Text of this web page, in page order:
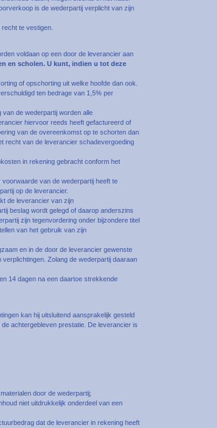
is de wederpartij verplicht van zijn
te vestigen.
voldaan op een door de leverancier aan
en scholen. U kunt, indien u tot deze
of opschorting uit welke hoofde dan ook.
ten bedrage van 1,5% per
de wederpartij worden alle
hiervoor reeds heeft gefactureerd of
van de overeenkomst op te schorten dan
recht van de leverancier schadevergoeding
in rekening gebracht conform het
van de wederpartij heeft te
op de leverancier.
de leverancier van zijn
beslag wordt gelegd of daarop anderszins
zijn tegenvordering onder bijzondere titel
van het gebruik van zijn
en in de door de leverancier gewenste
Zolang de wederpartij daaraan
14 dagen na een daartoe strekkende
kan hij uitsluitend aansprakelijk gesteld
achtergebleven prestatie. De leverancier is
door de wederpartij;
niet uitdrukkelijk onderdeel van een
dat de leverancier in rekening heeft